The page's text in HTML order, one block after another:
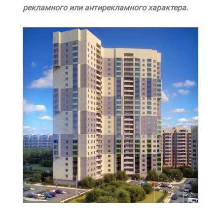
рекламного или антирекламного характера.